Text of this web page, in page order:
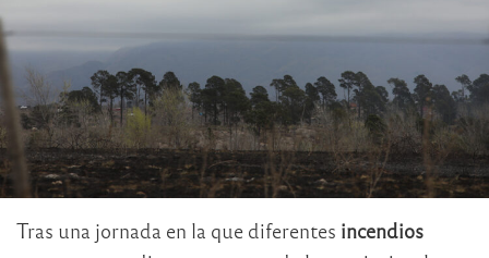
Tras una jornada en la que diferentes incendios